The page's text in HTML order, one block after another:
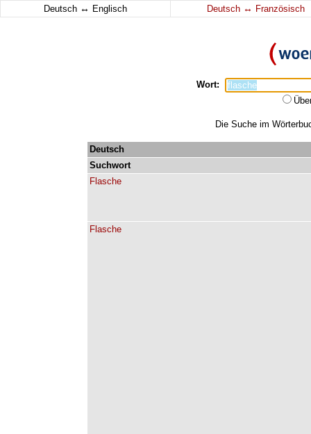
Deutsch ↔ Englisch Deutsch ↔ Französisch
Wort:
Die Suche im
Deutsch
Suchwort
Flasche
Flasche